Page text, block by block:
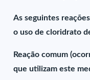
As seguintes
o uso de cloridrato
Reação comum
que utilizam este